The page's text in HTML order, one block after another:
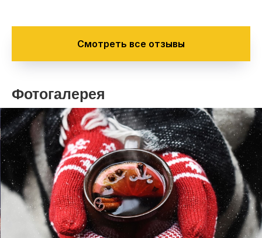
Смотреть все отзывы
Фотогалерея